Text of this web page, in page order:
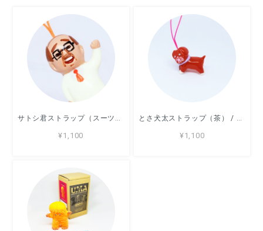
サトシ君ストラップ（スーツ） / ストラップ / デハラユキノリ
¥1,100
とさ犬太ストラップ（茶） / ストラップ / デハラユキノリ
¥1,100